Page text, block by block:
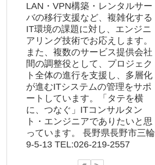
LAN・VPN構築・レンタルサー
バの移行支援など、複雑化する
IT環境の課題に対し、エンジニ
アリング技術でお応えします。
また、複数のサービス提供会社
間の調整役として、プロジェク
ト全体の進行を支援し、多層化
が進むITシステムの管理をサポ
ートしています。「タテを横
に、つなぐ」ITコンサルタン
ト・エンジニアでありたいと思
っています。 長野県長野市三輪
9-5-13 TEL:026-219-2557